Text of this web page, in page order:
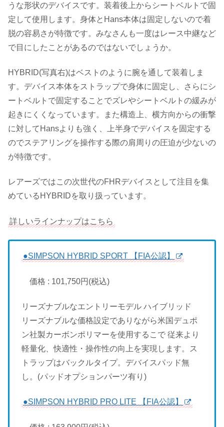
うな形状のデバイスです。装着後上からシートベルトで固
定して使用します。身体とHans本体は固定しないので着
脱の容易さが特徴です。みなさんも一度はレース中継など
で目にしたことがあるのではないでしょうか。
HYBRID(写真右)はベストのように腕を通して装着しま
す。デバイス本体をストラップで身体に固定し、さらにシ
ートベルトで固定することでズレやシートベルトの緩みが
起きにくくなっています。また構造上、横方向からの衝撃
に対してHansよりも強く、上半身でデバイスを固定する
のでステアリングを操作する際の肩周りの圧迫が少ないの
が特徴です。
レアーズではこの次世代のFHRデバイスとして注目を集
めているHYBRIDを取り扱っています。
詳しいラインナップはこちら
●SIMPSON HYBRID SPORT 【FIA公認】
価格 : 101,750円(税込)
リーズナブルなエントリーモデル ハイブリッド
リーズナブルな価格設定でありながら米国デュポ
ン社製カーボンポリマーを使用するこで 従来より
軽量化、快適性・操作性の向上を実現します。ス
トラップはバックルタイプ。デバイスパッド無
し。(パッドオプションパーツ有り)
●SIMPSON HYBRID PRO LITE 【FIA公認】